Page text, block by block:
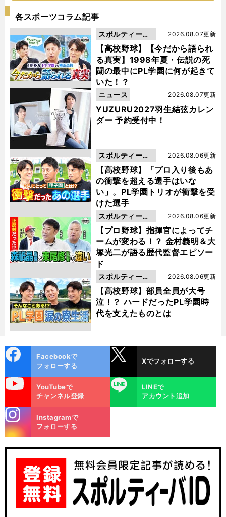
各スポーツコラム記事
【高校野球】【今だから語られ
る真実】1998年夏・伝説の死
闘の最中にPL学園に何が起きて
いた！？
2026.08.07更新
スポルティーバ
動画
YUZURU2027羽生結弦カレン
ダー 予約受付中！
2026.08.07更新
ニュース
【高校野球】「プロ入り後もあ
の衝撃を超える選手はいな
い」。PL学園トリオが衝撃を受
けた選手
2026.08.06更新
スポルティーバ
動画
【プロ野球】指揮官によってチ
ームが変わる！？ 金村義明＆大
塚光二が語る歴代監督エピソー
ド
2026.08.06更新
スポルティーバ
動画
【高校野球】部員全員が大号
泣！？ ハードだったPL学園時
代を支えたものとは
2026.08.06更新
スポルティーバ
動画
ok
Facebookで
フォローする
Xでフォローする
YouTubeで
チャンネル登録
LINE
LINEで
アカウント追加
m
Instagramで
フォローする